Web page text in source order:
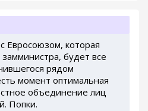
Евросоюзом, которая
будет все
рядом
момент оптимальная
объединение лиц
Попки.